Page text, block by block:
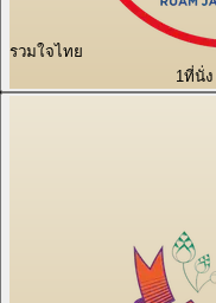
รวมใจไทย
1ที่นั่ง